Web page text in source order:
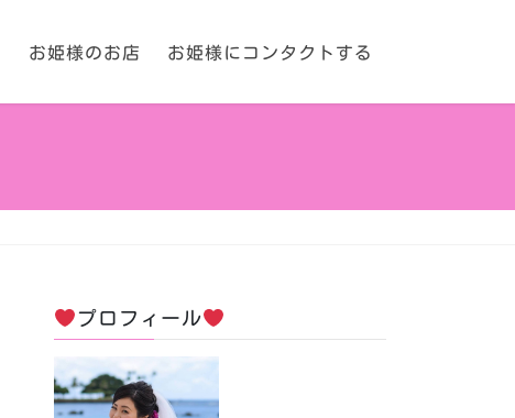
お姫様のお店 お姫様にコンタクトする
プロフィール